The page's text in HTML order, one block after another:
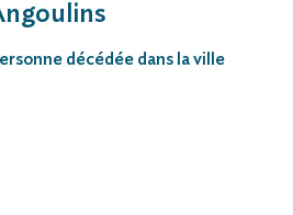
décédée dans la ville